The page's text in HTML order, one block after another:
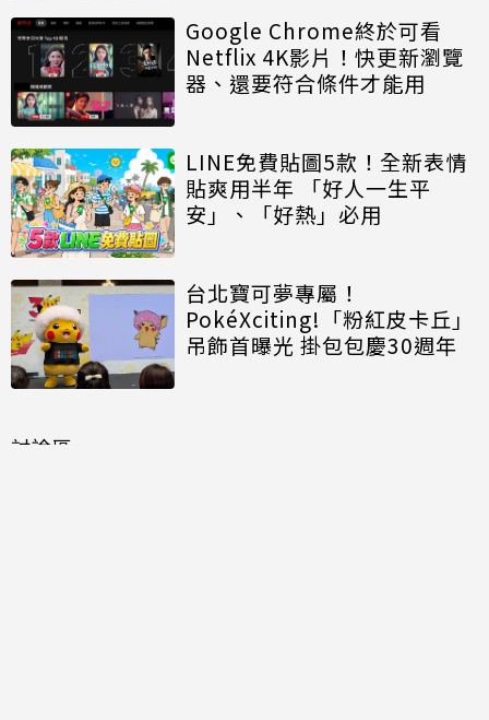
Google Chrome終於可看
Netflix 4K影片！快更新瀏覽
器、還要符合條件才能用
LINE免費貼圖5款！全新表情
貼爽用半年 「好人一生平
安」、「好熱」必用
台北寶可夢專屬！
PokéXciting!「粉紅皮卡丘」
吊飾首曝光 掛包包慶30週年
討論區